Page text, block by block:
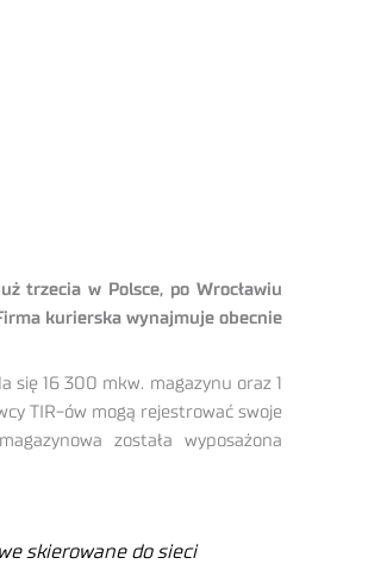
trzecia w Polsce, po Wrocławiu
kurierska wynajmuje obecnie
się 16 300 mkw. magazynu oraz 1
TIR-ów mogą rejestrować swoje
została wyposażona
skierowane do sieci